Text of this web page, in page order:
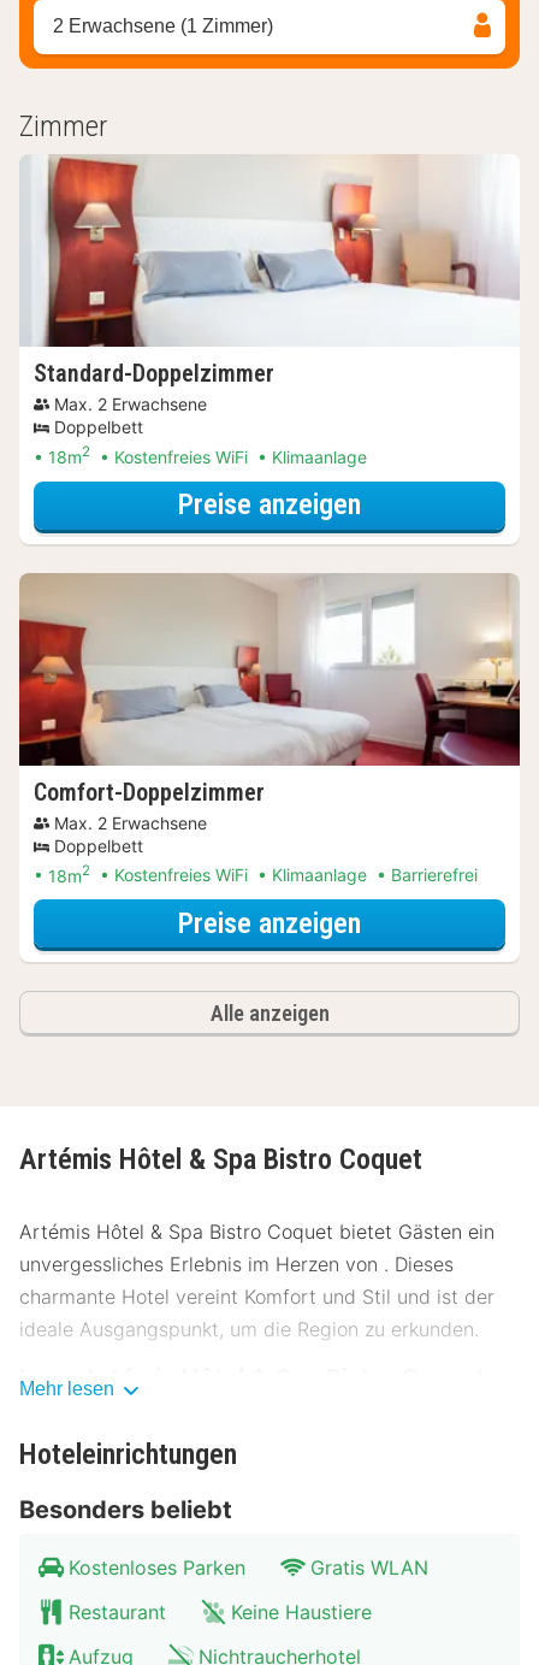
2 Erwachsene (1 Zimmer)
Zimmer
Standard-Doppelzimmer
Max. 2 Erwachsene
Doppelbett
18m2 Kostenfreies WiFi Klimaanlage
Preise anzeigen
Comfort-Doppelzimmer
Max. 2 Erwachsene
Doppelbett
18m2 Kostenfreies WiFi Klimaanlage Barrierefrei
Preise anzeigen
Alle anzeigen
Artémis Hôtel & Spa Bistro Coquet
Artémis Hôtel & Spa Bistro Coquet bietet Gästen ein
unvergessliches Erlebnis im Herzen von . Dieses
charmante Hotel vereint Komfort und Stil und ist der
ideale Ausgangspunkt, um die Region zu erkunden.
Lage Artémis Hôtel & Spa Bistro Coquet
nur wenige Gehminuten vom lebhaften Stadtzentrum
Attraktionen wie Museen und historische Stätten, die
alle leicht erreichbar sind. Öffentliche Verkehrsmittel
wie Busse und Züge sind in unmittelbarer Nähe, was
die Erkundung der Umgebung erleichtert.
Parkmöglichkeiten sind ebenfalls vorhanden.
Mehr lesen
Hoteleinrichtungen
Besonders beliebt
Kostenloses Parken
Gratis WLAN
Restaurant
Keine Haustiere
Aufzug
Nichtraucherhotel